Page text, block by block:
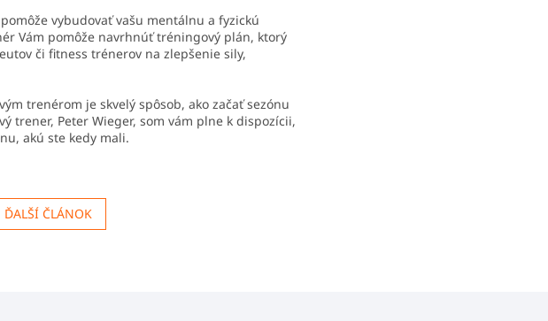
vybudovať vašu mentálnu a fyzickú
Vám pomôže navrhnúť tréningový plán, ktorý
či fitness trénerov na zlepšenie sily,
trenérom je skvelý spôsob, ako začať sezónu
trener, Peter Wieger, som vám plne k dispozícii,
akú ste kedy mali.
ĎALŠÍ ČLÁNOK